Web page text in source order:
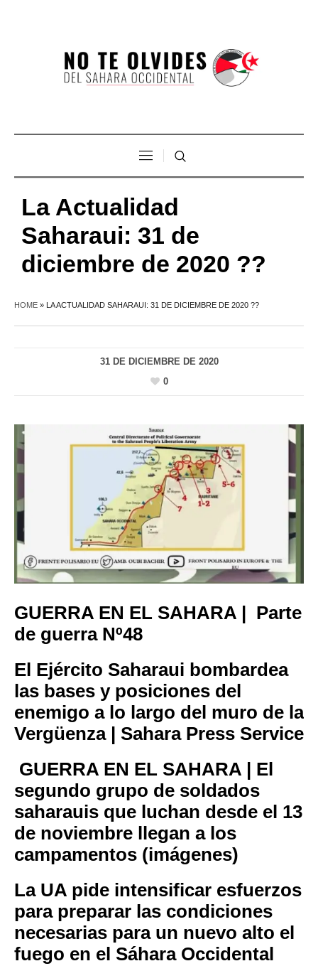
La Actualidad
Saharaui: 31 de
diciembre de 2020 ??
HOME » LA ACTUALIDAD SAHARAUI: 31 DE DICIEMBRE DE 2020 ??
31 DE DICIEMBRE DE 2020
0
GUERRA EN EL SAHARA | Parte
de guerra Nº48
El Ejército Saharaui bombardea
las bases y posiciones del
enemigo a lo largo del muro de la
Vergüenza | Sahara Press Service
GUERRA EN EL SAHARA | El
segundo grupo de soldados
saharauis que luchan desde el 13
de noviembre llegan a los
campamentos (imágenes)
La UA pide intensificar esfuerzos
para preparar las condiciones
necesarias para un nuevo alto el
fuego en el Sáhara Occidental